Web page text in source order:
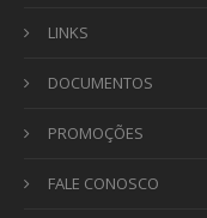
LINKS
DOCUMENTOS
PROMOÇÕES
FALE CONOSCO